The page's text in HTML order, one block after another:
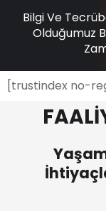
Bilgi Ve
Olduğumuz
[trustindex no-